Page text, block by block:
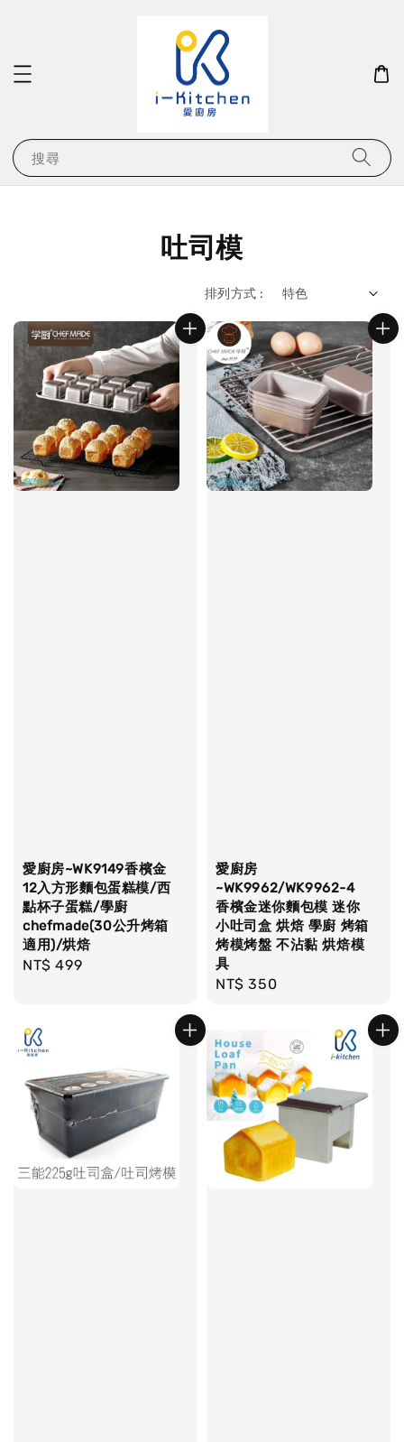
搜尋
吐司模
排列方式 :
愛廚房~WK9149香檳金
12入方形麵包蛋糕模/西
點杯子蛋糕/學廚
chefmade(30公升烤箱
適用)/烘焙
Regular
NT$ 499
愛廚房
~WK9962/WK9962-4
香檳金迷你麵包模 迷你
小吐司盒 烘焙 學廚 烤箱
烤模烤盤 不沾黏 烘焙模
具
Regular
NT$ 350